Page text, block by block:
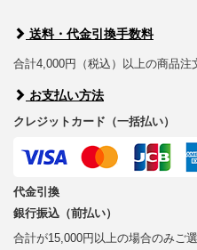
送料・代金引換手数料
合計4,000円（税込）以上の商品注
お支払い方法
クレジットカード（一括払い）
代金引換
銀行振込（前払い）
合計が15,000円以上の場合のみご